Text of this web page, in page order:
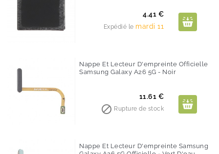
Prix
4.41 €
Expédié le mardi 11
Nappe Et Lecteur D'empreinte Officielle
Samsung Galaxy A26 5G - Noir
Prix
11.61 €
 Rupture de stock
Nappe Et Lecteur D'empreinte Samsung